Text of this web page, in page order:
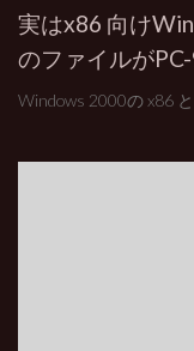
実はx86 向け
のファイルが
Windows 2000の x86